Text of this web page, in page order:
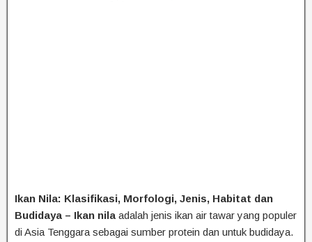
Ikan Nila: Klasifikasi, Morfologi, Jenis, Habitat dan
Budidaya – Ikan nila adalah jenis ikan air tawar yang populer
di Asia Tenggara sebagai sumber protein dan untuk budidaya.